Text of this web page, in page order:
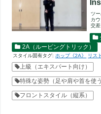
ツ
カ
交
2A（ルーピングトリック）
スタイル固有タグ: ホップ《2A》 リス
上級（エキスパート向け）
特殊な姿勢（足や肩や首を使
フロントスタイル（縦系）